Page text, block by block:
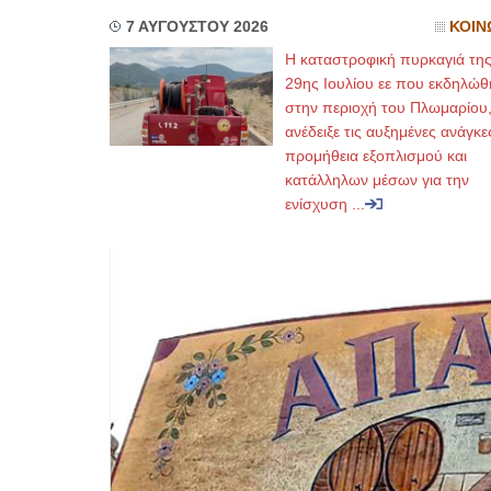
7 ΑΥΓΟΥΣΤΟΥ 2026
Η καταστροφική πυρκαγιά της
29ης Ιουλίου εε που
στην περιοχή του Πλωμαρίου,
ανέδειξε τις αυξημένες
προμήθεια εξοπλισμού και
κατάλληλων μέσων για την
ενίσχυση ...